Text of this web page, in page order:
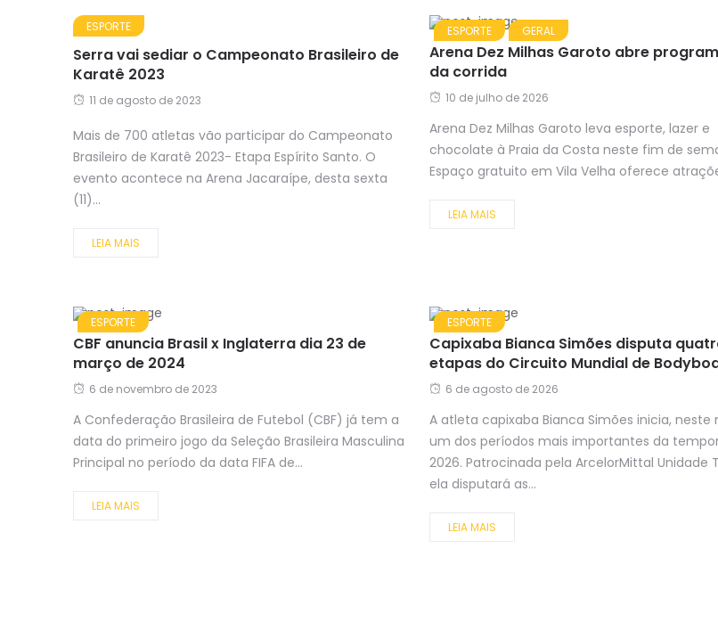
ESPORTE
Serra vai sediar o Campeonato Brasileiro de
Karatê 2023
11 de agosto de 2023
Mais de 700 atletas vão participar do Campeonato
Brasileiro de Karatê 2023- Etapa Espírito Santo. O
evento acontece na Arena Jacaraípe, desta sexta
(11)...
LEIA MAIS
ESPORTE GERAL
Arena Dez Milhas Garoto abre
da corrida
10 de julho de 2026
Arena Dez Milhas Garoto leva esporte, lazer e
chocolate à Praia da Costa neste fim de
Espaço gratuito em Vila Velha oferece
LEIA MAIS
ESPORTE
CBF anuncia Brasil x Inglaterra dia 23 de
março de 2024
6 de novembro de 2023
A Confederação Brasileira de Futebol (CBF) já tem a
data do primeiro jogo da Seleção Brasileira Masculina
Principal no período da data FIFA de...
LEIA MAIS
ESPORTE
Capixaba Bianca Simões disputa
etapas do Circuito Mundial de
6 de agosto de 2026
A atleta capixaba Bianca Simões inicia, neste
um dos períodos mais importantes da
2026. Patrocinada pela ArcelorMittal Unidade
ela disputará as...
LEIA MAIS